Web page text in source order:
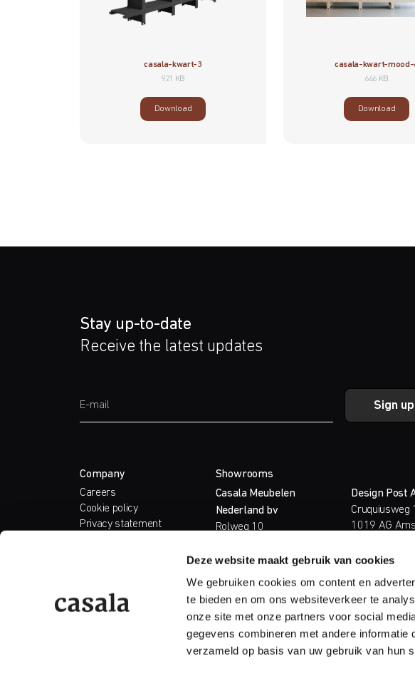
Deze website maakt gebruik van cookies
We gebruiken cookies om content en
te bieden en om ons websiteverkeer te
onze site met onze partners voor social
gegevens combineren met andere
verzameld op basis van uw gebruik van hun
casala-kwart-3
921 KB
Download
casala-kwart-mood-
646 KB
Download
Stay up-to-date
Receive the latest updates
Sign up
Company
Careers
Cookie policy
Privacy statement
Showrooms
Casala Meubelen
Nederland bv
Rolweg 10
The Netherlands
E.info@casala.com
Design Post
Cruquiusweg
1019 AG
T.+31 (0)20